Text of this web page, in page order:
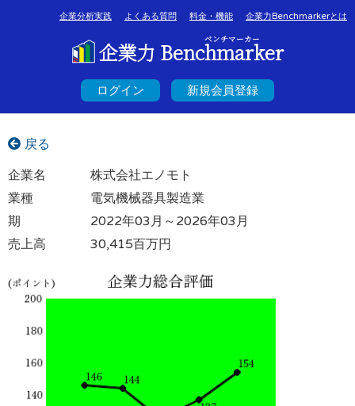
企業分析実践 よくある質問 料金・機能 企業力Benchmarkerとは
ベンチマーカー
企業力 Benchmarker
ログイン 新規会員登録
戻る
企業名
株式会社エノモト
業種
電気機械器具製造業
期
2022年03月～2026年03月
売上高
30,415百万円